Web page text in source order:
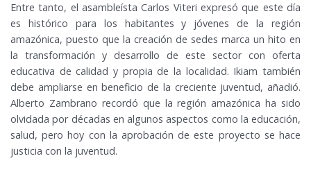
Entre tanto, el asambleísta Carlos Viteri expresó que este día
es histórico para los habitantes y jóvenes de la región
amazónica, puesto que la creación de sedes marca un hito en
la transformación y desarrollo de este sector con oferta
educativa de calidad y propia de la localidad. Ikiam también
debe ampliarse en beneficio de la creciente juventud, añadió.
Alberto Zambrano recordó que la región amazónica ha sido
olvidada por décadas en algunos aspectos como la educación,
salud, pero hoy con la aprobación de este proyecto se hace
justicia con la juventud.